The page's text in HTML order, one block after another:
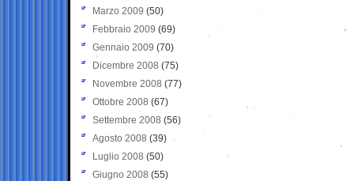
Marzo 2009 (50)
Febbraio 2009 (69)
Gennaio 2009 (70)
Dicembre 2008 (75)
Novembre 2008 (77)
Ottobre 2008 (67)
Settembre 2008 (56)
Agosto 2008 (39)
Luglio 2008 (50)
Giugno 2008 (55)